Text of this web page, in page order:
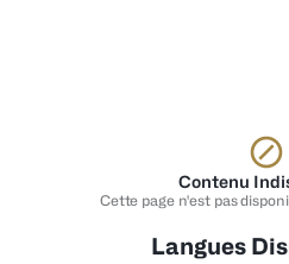
Contenu
Cette page n'est pas
Langues